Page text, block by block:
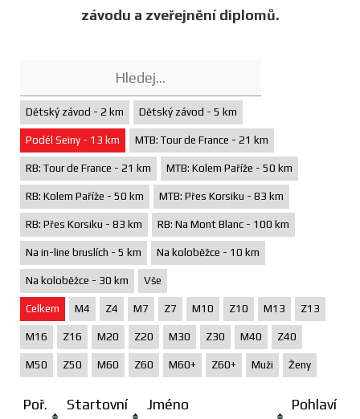
závodu a zveřejnění diplomů.
Dětský závod - 2 km Dětský závod - 5 km
Podél Seiny - 13 km MTB: Tour de France - 21 km
RB: Tour de France - 21 km MTB: Kolem Paříže - 50 km
RB: Kolem Paříže - 50 km MTB: Přes Korsiku - 83 km
RB: Přes Korsiku - 83 km RB: Na Mont Blanc - 100 km
Na in-line bruslích - 5 km Na koloběžce - 10 km
Na koloběžce - 30 km Vše
Celkem M4 Z4 M7 Z7 M10 Z10 M13 Z13
M16 Z16 M20 Z20 M30 Z30 M40 Z40
M50 Z50 M60 Z60 M60+ Z60+ Muži Ženy
Poř.
Startovní
Jméno Pohlaví